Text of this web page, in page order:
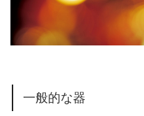
一般的な器